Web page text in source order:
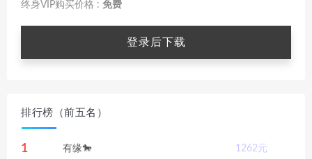
终身VIP购买价格 : 免费
登录后下载
排行榜（前五名）
1 有缘🐎 1262元